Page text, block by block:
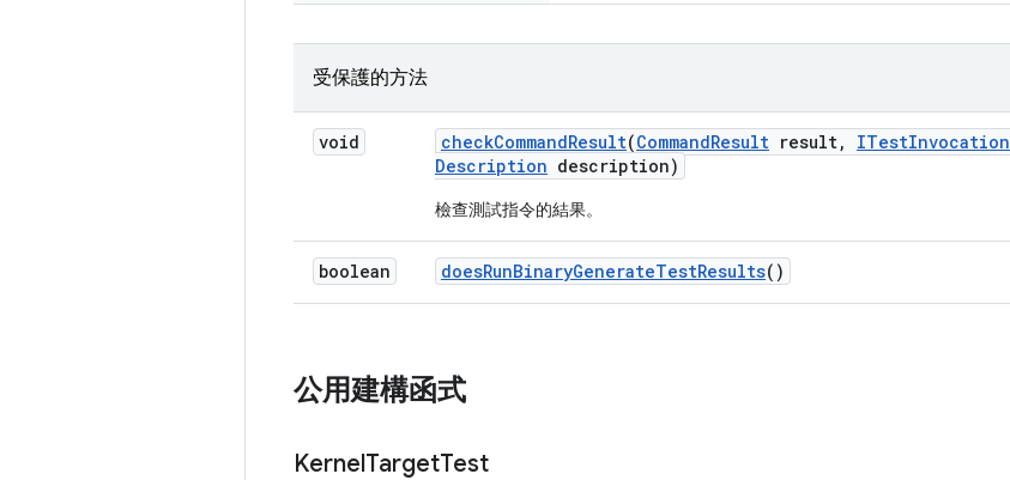
受保護的方法
void checkCommandResult(CommandResult result, ITestInvocation
Description description)
檢查測試指令的結果。
boolean doesRunBinaryGenerateTestResults()
公用建構函式
KernelTargetTest